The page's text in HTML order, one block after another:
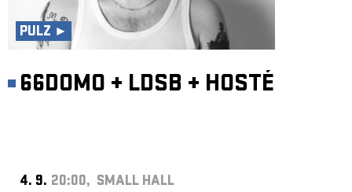
PULZ ►
66DOMO + LDSB + HOSTÉ
4. 9. 20:00, SMALL HALL